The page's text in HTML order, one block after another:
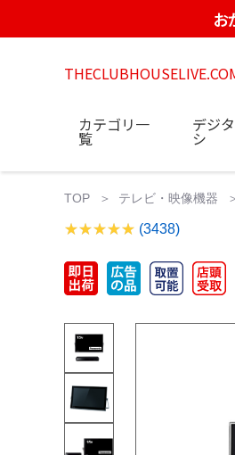
お
カテゴリ一
覧
デジ
シ
TOP テレビ・映像機器
(3438)